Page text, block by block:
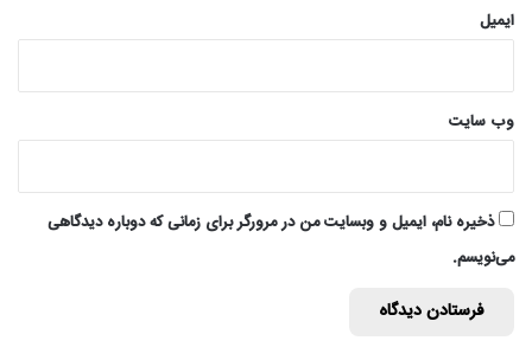
ایمیل
وب‌ سایت
ذخیره نام، ایمیل و وبسایت من در مرورگر برای زمانی که دوباره دیدگاهی
می‌نویسم.